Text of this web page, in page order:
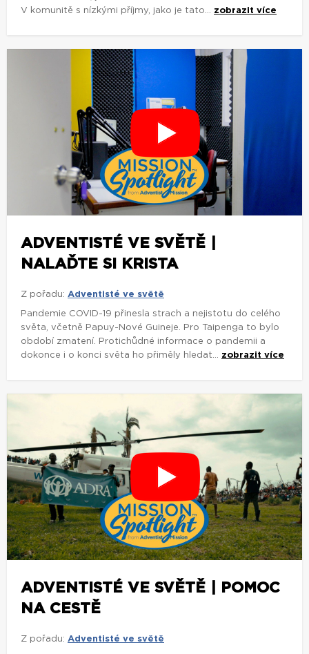
V komunitě s nízkými příjmy, jako je tato... zobrazit více
ADVENTISTÉ VE SVĚTĚ |
NALAĎTE SI KRISTA
Z pořadu: Adventisté ve světě
Pandemie COVID-19 přinesla strach a nejistotu do celého
světa, včetně Papuy-Nové Guineje. Pro Taipenga to bylo
období zmatení. Protichůdné informace o pandemii a
dokonce i o konci světa ho přiměly hledat... zobrazit více
ADVENTISTÉ VE SVĚTĚ | POMOC
NA CESTĚ
Z pořadu: Adventisté ve světě